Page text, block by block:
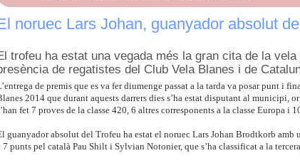
noruec Lars Johan, guanyador absolut
trofeu ha estat una vegada més la gran cita de la
de regatistes del Club Vela Blanes i de
de premis que es va fer diumenge passat a la tarda va posar punt i
2014 que durant aquests darrers dies s’ha estat disputant al municipi,
fet 7 proves de la classe 420, 6 altres corresponents a la classe Europa i
guanyador absolut del Trofeu ha estat el noruec Lars Johan Brodtkorb amb
7 punts pel català Pau Shilt i Sylvian Notonier, que s’ha classificat a la